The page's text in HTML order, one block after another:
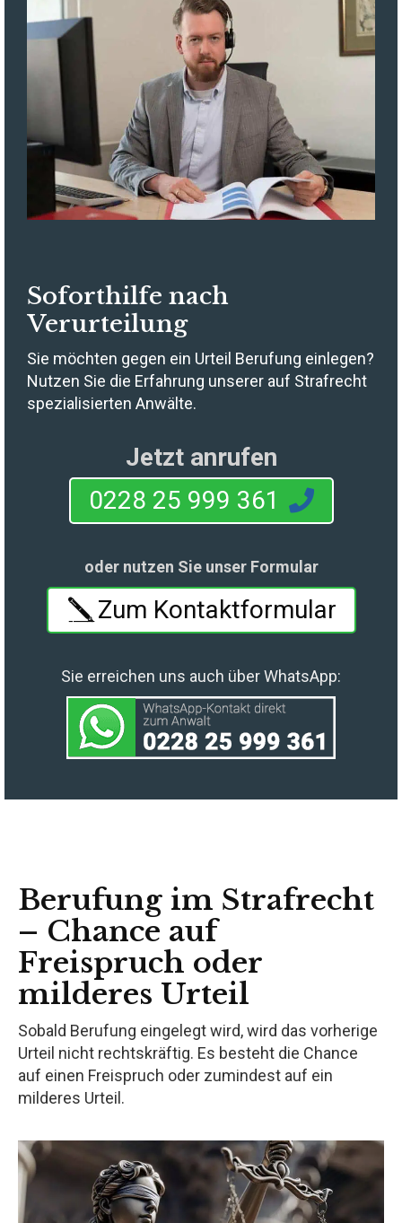
Soforthilfe nach
Verurteilung
Sie möchten gegen ein Urteil Berufung einlegen?
Nutzen Sie die Erfahrung unserer auf Strafrecht
spezialisierten Anwälte.
Jetzt anrufen
0228 25 999 361
oder nutzen Sie unser Formular
Zum Kontaktformular
Sie erreichen uns auch über WhatsApp:
Berufung im Strafrecht
– Chance auf
Freispruch oder
milderes Urteil
Sobald Berufung eingelegt wird, wird das vorherige
Urteil nicht rechtskräftig. Es besteht die Chance
auf einen Freispruch oder zumindest auf ein
milderes Urteil.